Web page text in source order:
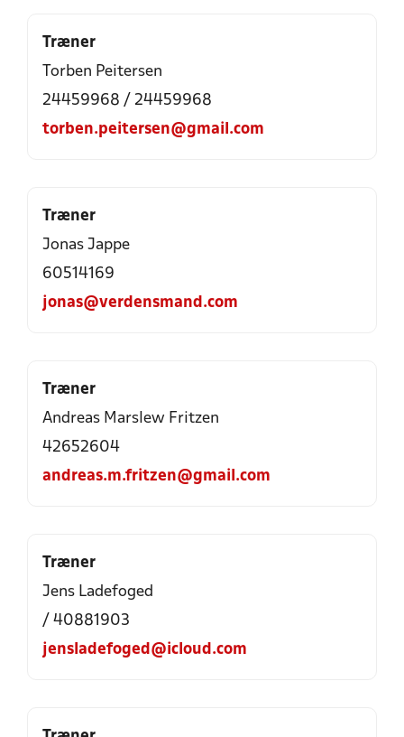
Træner
Torben Peitersen
24459968 / 24459968
torben.peitersen@gmail.com
Træner
Jonas Jappe
60514169
jonas@verdensmand.com
Træner
Andreas Marslew Fritzen
42652604
andreas.m.fritzen@gmail.com
Træner
Jens Ladefoged
/ 40881903
jensladefoged@icloud.com